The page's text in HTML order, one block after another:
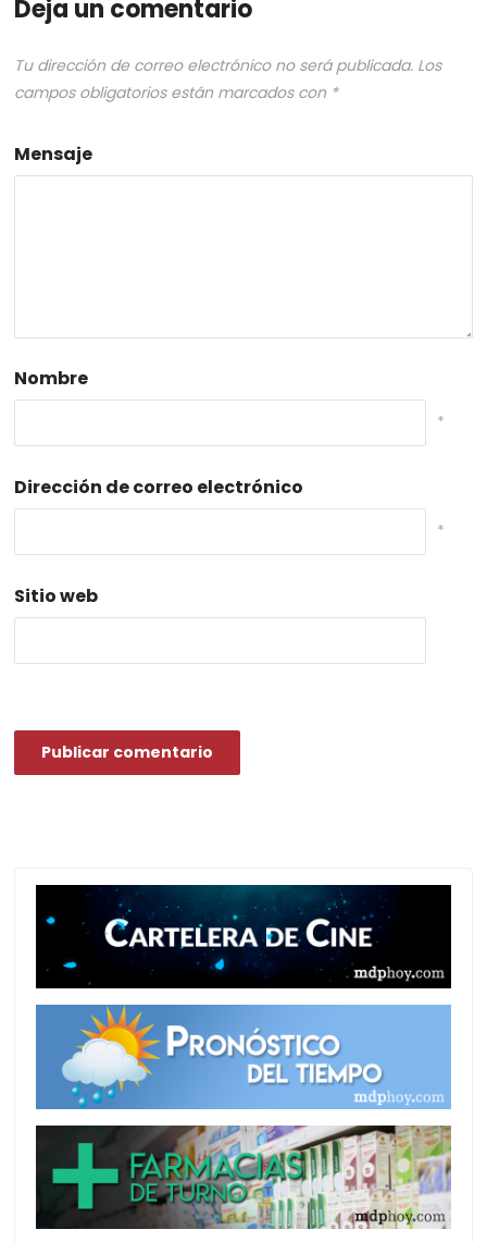
Deja un comentario
Tu dirección de correo electrónico no será publicada. Los
campos obligatorios están marcados con *
Mensaje
Nombre
*
Dirección de correo electrónico
*
Sitio web